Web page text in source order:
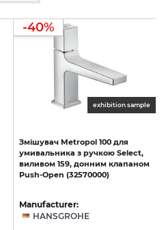
exhibition sample
-40%
Змішувач Metropol 100 для
умивальника з ручкою Select,
виливом 159, донним клапаном
Push-Open (32570000)
Manufacturer:
HANSGROHE